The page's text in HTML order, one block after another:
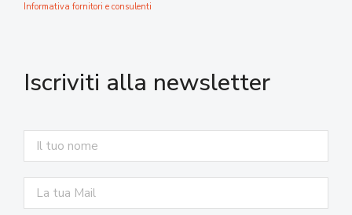
Informativa fornitori e consulenti
Iscriviti alla newsletter